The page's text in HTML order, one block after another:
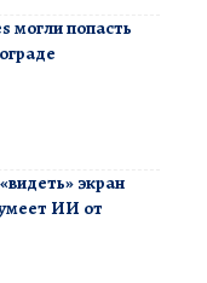
могли попасть
экран
ИИ от